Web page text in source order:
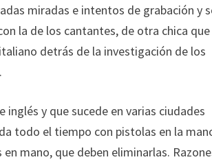
miradas e intentos de grabación y
la de los cantantes, de otra chica que
detrás de la investigación de los
inglés y que sucede en varias ciudades
todo el tiempo con pistolas en la
mano, que deben eliminarlas.